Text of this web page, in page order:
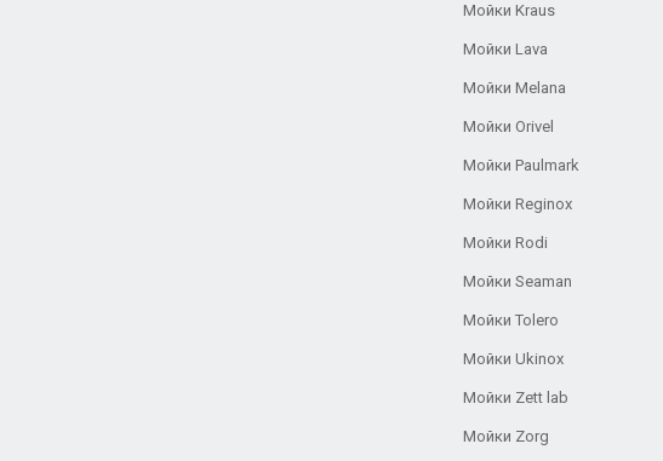
Мойки Kraus
Мойки Lava
Мойки Melana
Мойки Orivel
Мойки Paulmark
Мойки Reginox
Мойки Rodi
Мойки Seaman
Мойки Tolero
Мойки Ukinox
Мойки Zett lab
Мойки Zorg